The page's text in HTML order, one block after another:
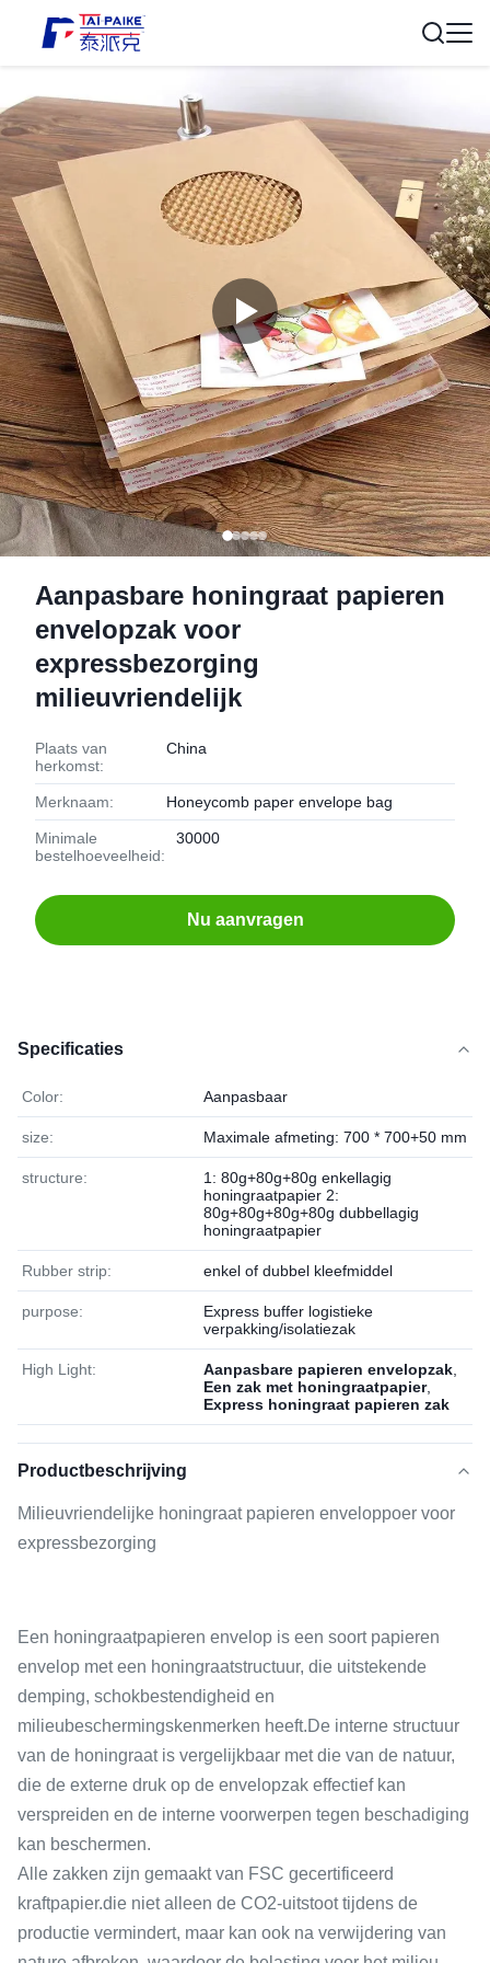
Aanpasbare honingraat papieren
envelopzak voor
expressbezorging
milieuvriendelijk
Plaats van
herkomst:
China
Merknaam: Honeycomb paper envelope bag
Minimale
bestelhoeveelheid:
30000
Nu aanvragen
Specificaties
Color: Aanpasbaar
size: Maximale afmeting: 700 * 700+50 mm
structure:
1: 80g+80g+80g enkellagig
honingraatpapier 2:
80g+80g+80g+80g dubbellagig
honingraatpapier
Rubber strip: enkel of dubbel kleefmiddel
purpose:
Express buffer logistieke
verpakking/isolatiezak
High Light: Aanpasbare papieren envelopzak
Een zak met honingraatpapier,
Express honingraat papieren zak
Productbeschrijving
Milieuvriendelijke honingraat papieren enveloppoer voor
expressbezorging
Een honingraatpapieren envelop is een soort papieren
envelop met een honingraatstructuur, die uitstekende
demping, schokbestendigheid en
milieubeschermingskenmerken heeft.De interne structuur
van de honingraat is vergelijkbaar met die van de natuur,
die de externe druk op de envelopzak effectief kan
verspreiden en de interne voorwerpen tegen beschadiging
kan beschermen.
Alle zakken zijn gemaakt van FSC gecertificeerd
kraftpapier.die niet alleen de CO2-uitstoot tijdens de
productie vermindert, maar kan ook na verwijdering van